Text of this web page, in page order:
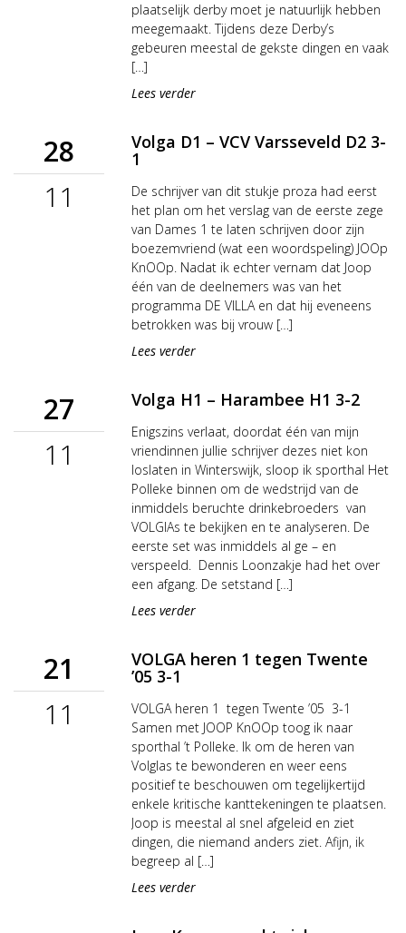
plaatselijk derby moet je natuurlijk hebben
meegemaakt. Tijdens deze Derby’s
gebeuren meestal de gekste dingen en vaak
[…]
Lees verder
28
11
Volga D1 – VCV Varsseveld D2 3-
1
De schrijver van dit stukje proza had eerst
het plan om het verslag van de eerste zege
van Dames 1 te laten schrijven door zijn
boezemvriend (wat een woordspeling) JOOp
KnOOp. Nadat ik echter vernam dat Joop
één van de deelnemers was van het
programma DE VILLA en dat hij eveneens
betrokken was bij vrouw […]
Lees verder
27
11
Volga H1 – Harambee H1 3-2
Enigszins verlaat, doordat één van mijn
vriendinnen jullie schrijver dezes niet kon
loslaten in Winterswijk, sloop ik sporthal Het
Polleke binnen om de wedstrijd van de
inmiddels beruchte drinkebroeders van
VOLGlAs te bekijken en te analyseren. De
eerste set was inmiddels al ge – en
verspeeld. Dennis Loonzakje had het over
een afgang. De setstand […]
Lees verder
21
11
VOLGA heren 1 tegen Twente
’05 3-1
VOLGA heren 1 tegen Twente ’05 3-1
Samen met JOOP KnOOp toog ik naar
sporthal ’t Polleke. Ik om de heren van
Volglas te bewonderen en weer eens
positief te beschouwen om tegelijkertijd
enkele kritische kanttekeningen te plaatsen.
Joop is meestal al snel afgeleid en ziet
dingen, die niemand anders ziet. Afijn, ik
begreep al […]
Lees verder